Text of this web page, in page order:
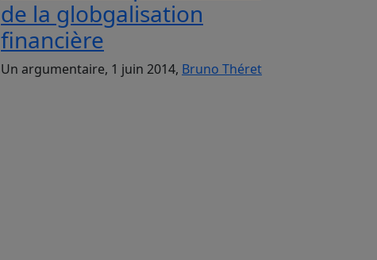
de la globgalisation
financière
Un argumentaire, 1 juin 2014, Bruno Théret